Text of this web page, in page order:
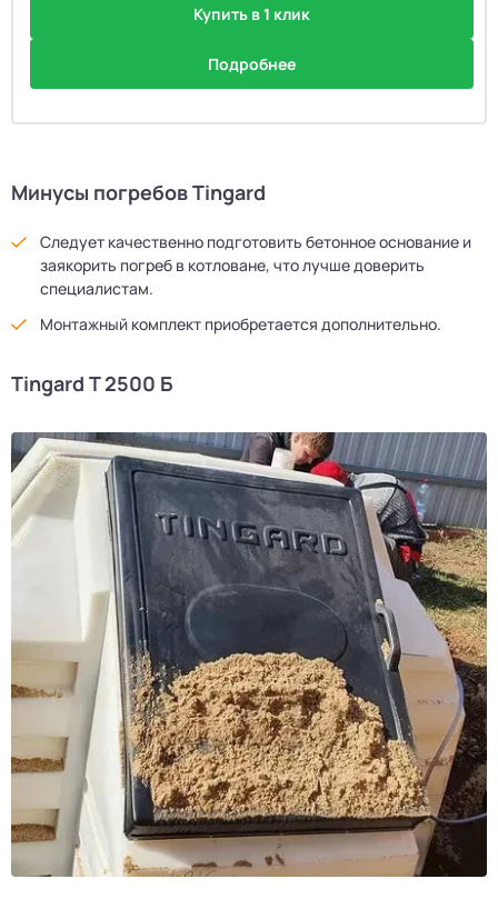
Купить в 1 клик
Подробнее
Минусы погребов Tingard
Следует качественно подготовить бетонное основание и
заякорить погреб в котловане, что лучше доверить
специалистам.
Монтажный комплект приобретается дополнительно.
Tingard Т 2500 Б